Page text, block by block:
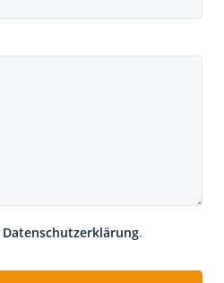
Datenschutzerklärung.